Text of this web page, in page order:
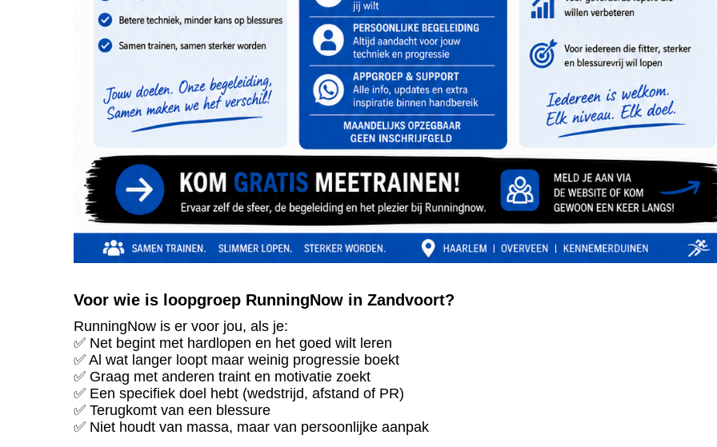
Voor wie is loopgroep RunningNow in Zandvoort?
RunningNow is er voor jou, als je:
✅ Net begint met hardlopen en het goed wilt leren
✅ Al wat langer loopt maar weinig progressie boekt
✅ Graag met anderen traint en motivatie zoekt
✅ Een specifiek doel hebt (wedstrijd, afstand of PR)
✅ Terugkomt van een blessure
✅ Niet houdt van massa, maar van persoonlijke aanpak